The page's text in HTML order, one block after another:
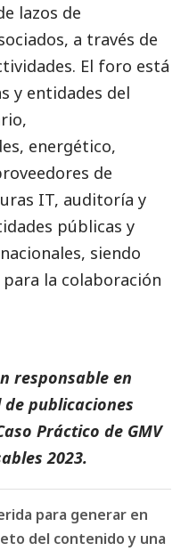
lazos de
a través de
El foro está
y entidades del
energético,
de
IT, auditoría y
públicas y
siendo
la colaboración
responsable en
de publicaciones
Práctico de GMV
2023.
para generar en
del contenido y una